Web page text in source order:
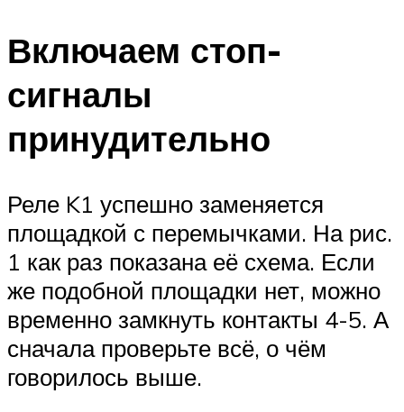
Включаем стоп-
сигналы
принудительно
Реле K1 успешно заменяется
площадкой с перемычками. На рис.
1 как раз показана её схема. Если
же подобной площадки нет, можно
временно замкнуть контакты 4-5. А
сначала проверьте всё, о чём
говорилось выше.